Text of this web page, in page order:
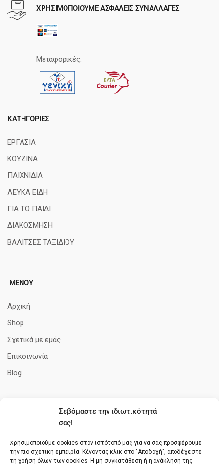
Σεβόμαστε την ιδιωτικότητά
σας!
Χρησιμοποιούμε cookies στον ιστότοπό μας για να σας προσφέρουμε
την πιο σχετική εμπειρία. Κάνοντας κλικ στο "Αποδοχή", αποδέχεστε
τη χρήση όλων των cookies. Η μη συγκατάθεση ή η ανάκληση της
ΧΡΗΣΙΜΟΠΟΙΟΥΜΕ ΑΣΦΑΛΕΙΣ ΣΥΝΑΛΛΑΓΕΣ
Μεταφορικές:
ΚΑΤΗΓΟΡΊΕΣ
ΕΡΓΑΣΙΑ
ΚΟΥΖΙΝΑ
ΠΑΙΧΝΙΔΙΑ
ΛΕΥΚΑ ΕΙΔΗ
ΓΙΑ ΤΟ ΠΑΙΔΙ
ΔΙΑΚΟΣΜΗΣΗ
ΒΑΛΙΤΣΕΣ ΤΑΞΙΔΙΟΥ
ΜΕΝΟΥ
Αρχική
Shop
Σχετικά με εμάς
Επικοινωνία
Blog
Πολιτική cookies